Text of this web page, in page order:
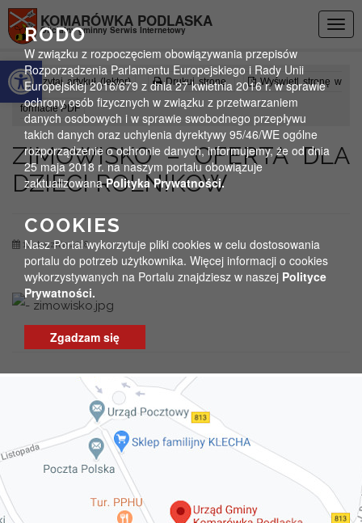
Otwórz pasek narzędzi
KOMARÓWKA PODLASKA
Oficjalny gminny Serwis Internetowy
Czytaj artykuł (lektor) Drukuj stronę Wyświetl stronę w
formacie PDF
ZIMOWISKO – OFERTA DLA
DZIECI ROLNIKÓW
11 stycznia 2018
RODO
W związku z rozpoczęciem obowiązywania przepisów
Rozporządzenia Parlamentu Europejskiego i Rady Unii
Europejskiej 2016/679 z dnia 27 kwietnia 2016 r. w sprawie
ochrony osób fizycznych w związku z przetwarzaniem
danych osobowych i w sprawie swobodnego przepływu
takich danych oraz uchylenia dyrektywy 95/46/WE ogólne
rozporządzenie o ochronie danych, informujemy, że od dnia
25 maja 2018 r. na naszym portalu obowiązuje
zaktualizowanaPolityka Prywatności.
COOKIES
Nasz Portal wykorzytuje pliki cookies w celu dostosowania
portalu do potrzeb użytkownika. Więcej informacji o cookies
wykorzystywanych na Portalu znajdziesz w naszej Polityce
Prywatności.
Zgadzam się